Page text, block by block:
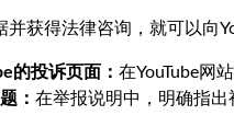
获得法律咨询，就可以向
的投诉页面： 在YouTube网
： 在举报说明中，明确指出